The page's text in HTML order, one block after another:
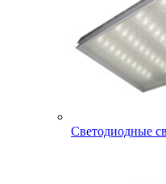
Светодиодные